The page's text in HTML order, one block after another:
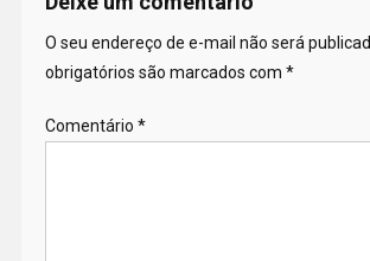
O seu endereço de e-mail não será
obrigatórios são marcados com *
Comentário *